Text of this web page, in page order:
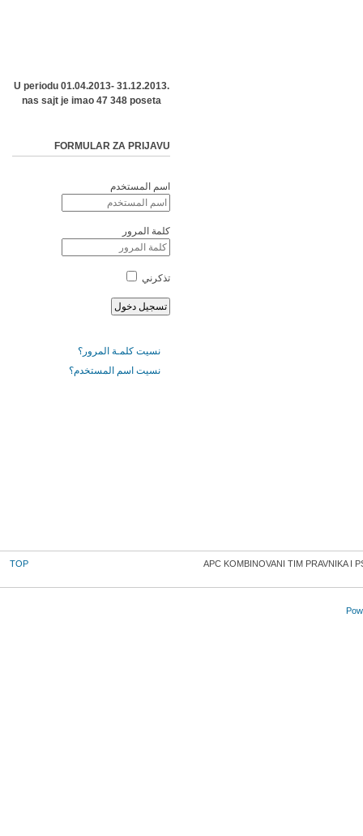
U periodu 01.04.2013- 31.12.2013.
nas sajt je imao 47 348 poseta
FORMULAR ZA PRIJAVU
اسم المستخدم
كلمة المرور
تذكرني
نسيت كلمـة المرور؟
نسيت اسم المستخدم؟
APC KOMBINOVANI TIM PRAVNIKA I
TOP